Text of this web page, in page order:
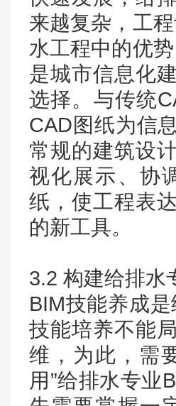
来越复杂，工
水工程中的优
是城市信息化
选择。与传统
CAD图纸为信
常规的建筑设
视化展示、协
纸，使工程表
的新工具。
3.2 构建给排水
BIM技能养成
技能培养不能
维，为此，需
用”给排水专业